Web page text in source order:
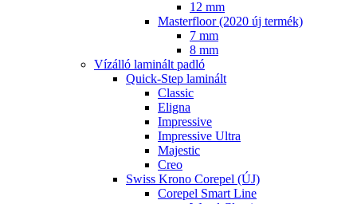
12 mm
Masterfloor (2020 új termék)
7 mm
8 mm
Vízálló laminált padló
Quick-Step laminált
Classic
Eligna
Impressive
Impressive Ultra
Majestic
Creo
Swiss Krono Corepel (ÚJ)
Corepel Smart Line